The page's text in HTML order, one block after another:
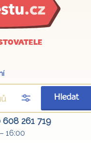
Hledat
608 261 719
16:00